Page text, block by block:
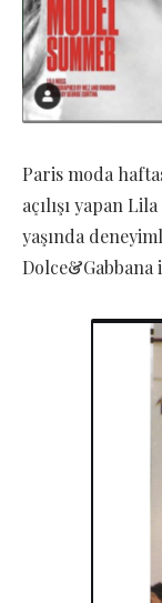
Paris moda
açılışı yapan
yaşında
Dolce&Gabbana